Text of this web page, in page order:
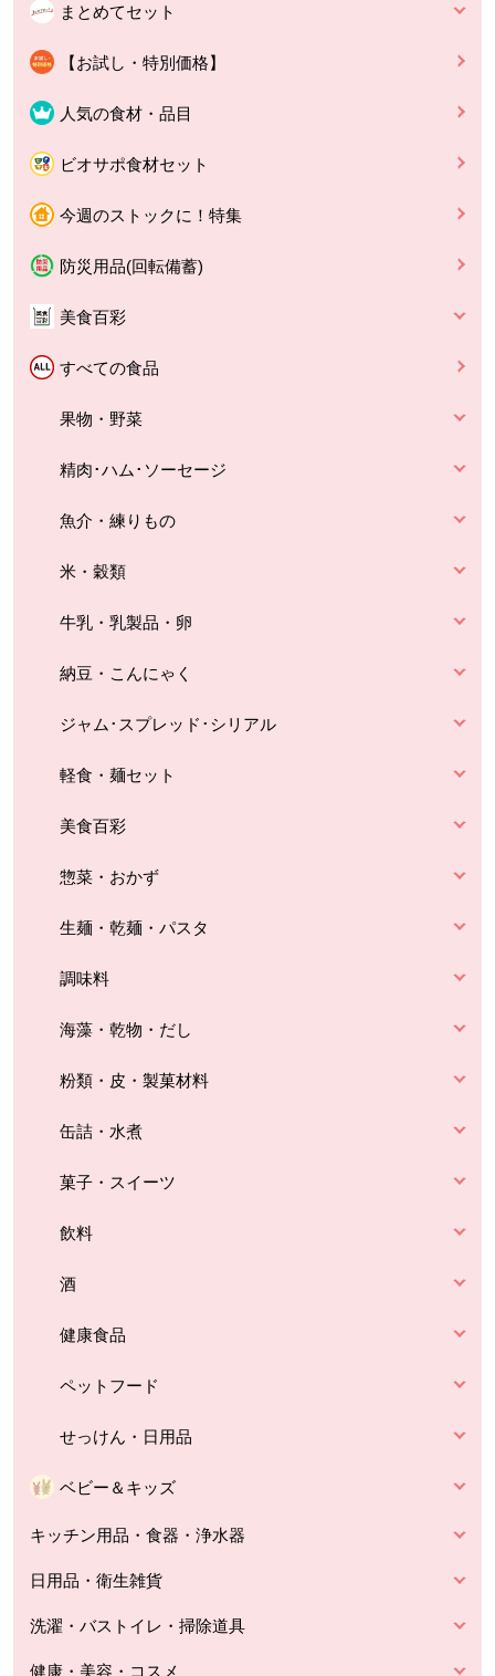
まとめてセット
【お試し・特別価格】
人気の食材・品目
ビオサポ食材セット
今週のストックに！特集
防災用品(回転備蓄)
美食百彩
すべての食品
果物・野菜
精肉･ハム･ソーセージ
魚介・練りもの
米・穀類
牛乳・乳製品・卵
納豆・こんにゃく
ジャム･スプレッド･シリアル
軽食・麺セット
美食百彩
惣菜・おかず
生麺・乾麺・パスタ
調味料
海藻・乾物・だし
粉類・皮・製菓材料
缶詰・水煮
菓子・スイーツ
飲料
酒
健康食品
ペットフード
せっけん・日用品
ベビー＆キッズ
キッチン用品・食器・浄水器
日用品・衛生雑貨
洗濯・バストイレ・掃除道具
健康・美容・コスメ